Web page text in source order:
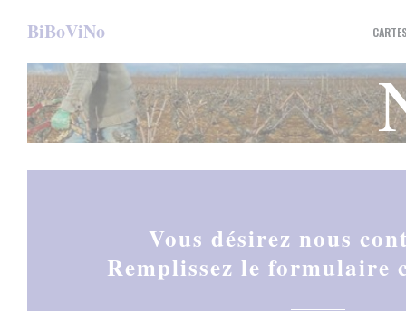
BiBoViNo
Vous désirez nous
Remplissez le formulaire